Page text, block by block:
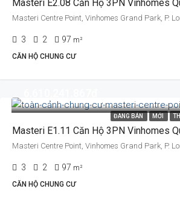
Masteri E2.08 Căn Hộ 3PN Vinhomes
3 2 97 m²
CĂN HỘ CHUNG CƯ
ĐANG BÁN MỚI
Masteri E1.11 Căn Hộ 3PN Vinhomes
3 2 97 m²
CĂN HỘ CHUNG CƯ